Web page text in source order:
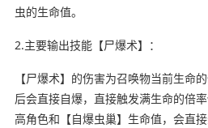
虫的生命值。
2.主要输出技能【尸爆术】：
【尸爆术】的伤害为召唤物当前生命
后会直接自爆，直接触发满生命的倍
高角色和【自爆虫巢】生命值，会直接